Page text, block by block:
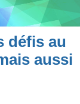
défis au
aussi